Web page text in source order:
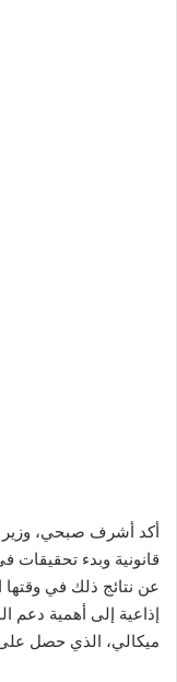
أكد أشرف صبحي، وزير
قانونية وبدء تحقيقات
عن نتائج ذلك في
إذاعية إلى أهمية دعم
ميكالي، الذي حصل على